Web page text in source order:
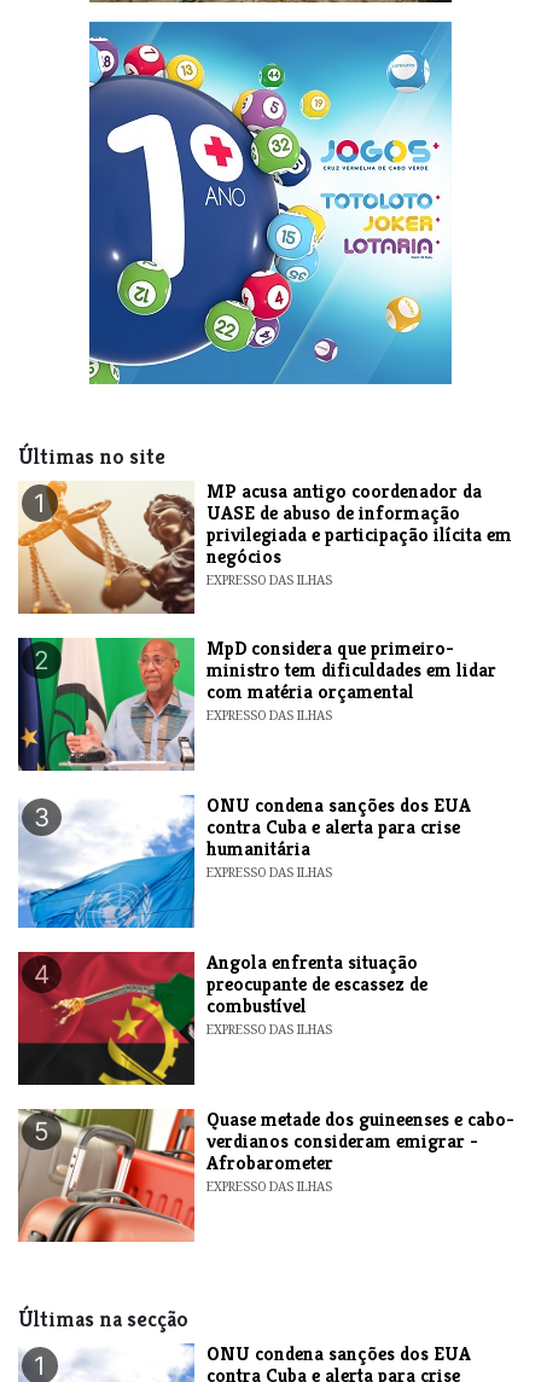
Últimas no site
1
MP acusa antigo coordenador da
UASE de abuso de informação
privilegiada e participação ilícita em
negócios
EXPRESSO DAS ILHAS
2
MpD considera que primeiro-
ministro tem dificuldades em lidar
com matéria orçamental
EXPRESSO DAS ILHAS
3
ONU condena sanções dos EUA
contra Cuba e alerta para crise
humanitária
EXPRESSO DAS ILHAS
4
Angola enfrenta situação
preocupante de escassez de
combustível
EXPRESSO DAS ILHAS
5
Quase metade dos guineenses e cabo-
verdianos consideram emigrar -
Afrobarometer
EXPRESSO DAS ILHAS
Últimas na secção
1
ONU condena sanções dos EUA
contra Cuba e alerta para crise